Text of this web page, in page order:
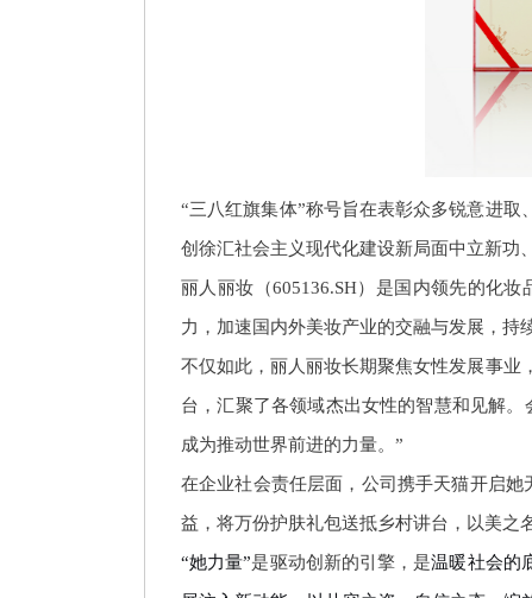
“三八红旗集体”称号旨在表彰众多锐意进
创徐汇社会主义现代化建设新局面中立新功
丽人丽妆（605136.SH）是国内领先的化
力，加速国内外美妆产业的交融与发展，持
不仅如此，丽人丽妆长期聚焦女性发展事业
台，汇聚了各领域杰出女性的智慧和见解
成为推动世界前进的力量。”
在企业社会责任层面，公司携手天猫开启她
益，将万份护肤礼包送抵乡村讲台，以美之
“她力量”是驱动创新的引擎，是温暖社会的